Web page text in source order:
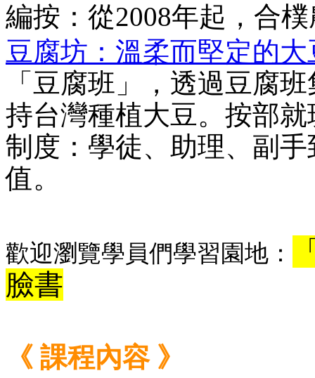
編按：從2008年起，合
豆腐坊：溫柔而堅定的
「豆腐班」，透過豆腐
持台灣種植大豆。按部
制度：學徒、助理、副
值。
歡迎瀏覽學員們學習園地：
臉書
《 課程內容 》